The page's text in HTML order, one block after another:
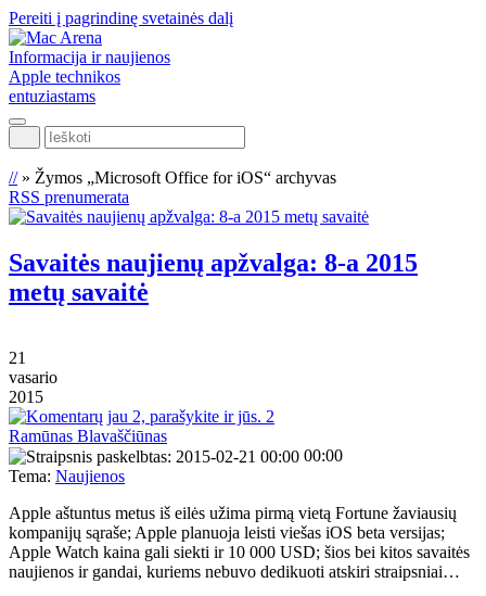
Pereiti į pagrindinę svetainės dalį
Informacija ir naujienos
Apple technikos
entuziastams
Ieškoti
//» Žymos „Microsoft Office for iOS“ archyvas
RSS prenumerata
Savaitės naujienų apžvalga: 8-a 2015
metų savaitė
21
vasario
2015
2
Ramūnas Blavaščiūnas
00:00
Tema: Naujienos
Apple aštuntus metus iš eilės užima pirmą vietą Fortune žaviausių
kompanijų sąraše; Apple planuoja leisti viešas iOS beta versijas;
Apple Watch kaina gali siekti ir 10 000 USD; šios bei kitos savaitės
naujienos ir gandai, kuriems nebuvo dedikuoti atskiri straipsniai…